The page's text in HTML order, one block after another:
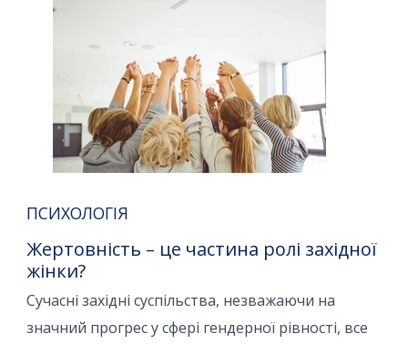
ПСИХОЛОГІЯ
Жертовність – це частина ролі західної
жінки?
Сучасні західні суспільства, незважаючи на
значний прогрес у сфері гендерної рівності, все